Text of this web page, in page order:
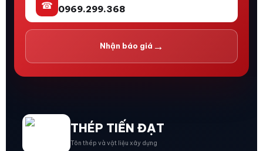
☎ 0969.299.368
Nhận báo giá →
THÉP TIẾN ĐẠT
Tôn thép và vật liệu xây dựng